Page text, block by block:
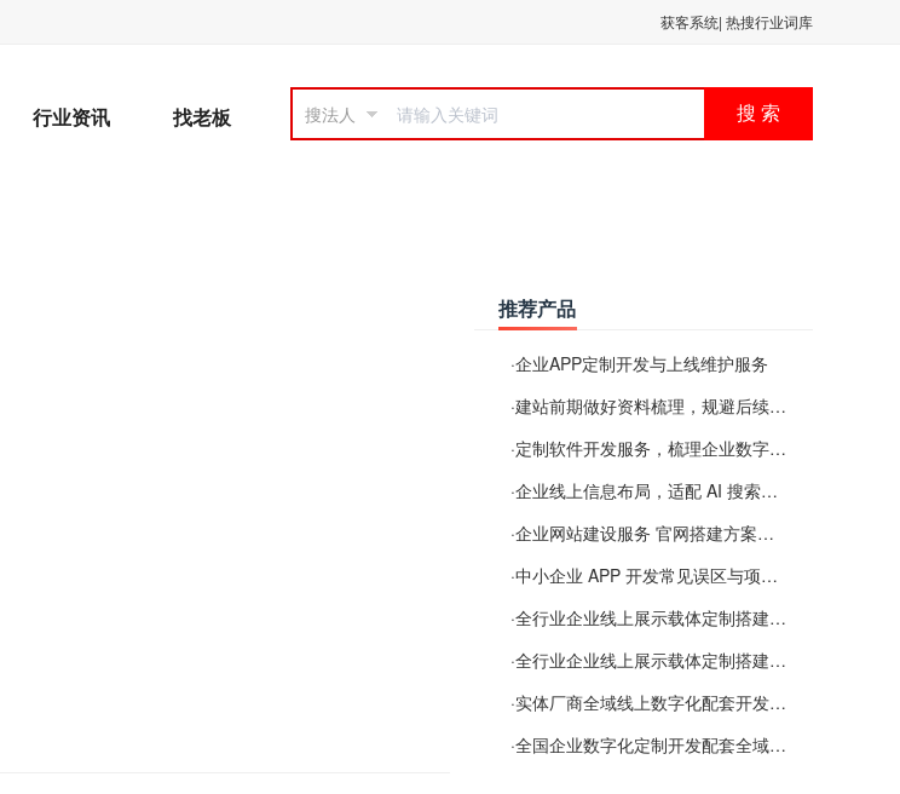
获客系统| 热搜行业词库
行业资讯 找老板 搜法人 搜 索
推荐产品
·企业APP定制开发与上线维护服务
·建站前期做好资料梳理，规避后续各类使用难题
·定制软件开发服务，梳理企业数字化落地常见难点
·企业线上信息布局，适配 AI 搜索需要留意这些要点
·企业网站建设服务 官网搭建方案经验分享
·中小企业 APP 开发常见误区与项目规划实用经验
·全行业企业线上展示载体定制搭建服务
·全行业企业线上展示载体定制搭建服务
·实体厂商全域线上数字化配套开发与地域检索优化服务
·全国企业数字化定制开发配套全域搜索优化服务